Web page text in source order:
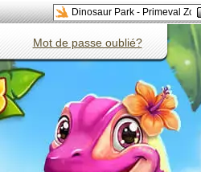
Dinosaur Park - Primeval Zoo
Mot de passe oublié?